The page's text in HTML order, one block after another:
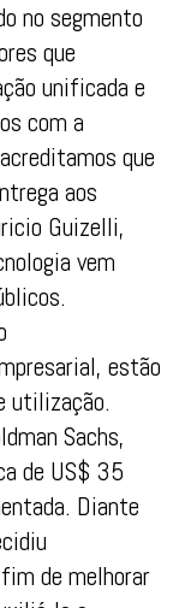
no segmento
que
unificada e
com a
que
aos
Guizelli,
vem
estão
utilização.
Sachs,
de US$ 35
Diante
de melhorar